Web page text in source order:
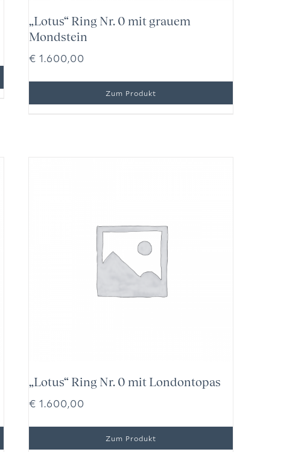
„Lotus“ Ring Nr. 0 mit grauem
Mondstein
€ 1.600,00
„Lotus“ Ring Nr. 0 mit Londontopas
€ 1.600,00